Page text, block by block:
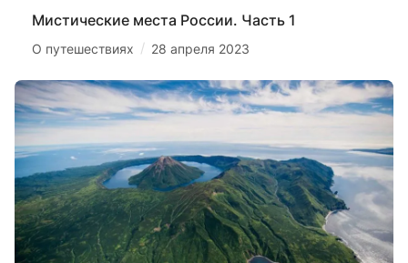
Мистические места России. Часть 1
О путешествиях / 28 апреля 2023